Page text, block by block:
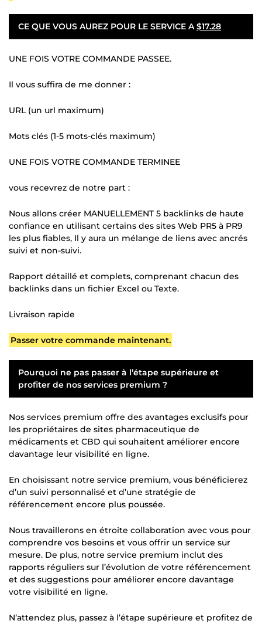
CE QUE VOUS AUREZ POUR LE SERVICE A$17.28
UNE FOIS VOTRE COMMANDE PASSEE.
Il vous suffira de me donner :
URL (un url maximum)
Mots clés (1-5 mots-clés maximum)
UNE FOIS VOTRE COMMANDE TERMINEE
vous recevrez de notre part :
Nous allons créer MANUELLEMENT 5 backlinks de haute
confiance en utilisant certains des sites Web PR5 à PR9
les plus fiables, Il y aura un mélange de liens avec ancrés
suivi et non-suivi.
Rapport détaillé et complets, comprenant chacun des
backlinks dans un fichier Excel ou Texte.
Livraison rapide
Passer votre commande maintenant.
Pourquoi ne pas passer à l’étape supérieure et
profiter de nos services premium ?
Nos services premium offre des avantages exclusifs pour
les propriétaires de sites pharmaceutique de
médicaments et CBD qui souhaitent améliorer encore
davantage leur visibilité en ligne.
En choisissant notre service premium, vous bénéficierez
d’un suivi personnalisé et d’une stratégie de
référencement encore plus poussée.
Nous travaillerons en étroite collaboration avec vous pour
comprendre vos besoins et vous offrir un service sur
mesure. De plus, notre service premium inclut des
rapports réguliers sur l’évolution de votre référencement
et des suggestions pour améliorer encore davantage
votre visibilité en ligne.
N’attendez plus, passez à l’étape supérieure et profitez de